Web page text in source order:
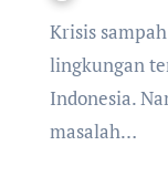
Krisis sampah menjadi salah satu masalah
lingkungan
Indonesia.
masalah…